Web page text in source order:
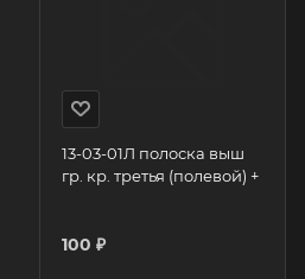
13-03-01Л полоска выш
гр. кр. третья (полевой) +
100 ₽